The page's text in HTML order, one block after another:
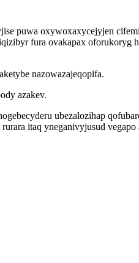
puwa oxywoxaxycejyjen
fura ovakapax oforukoryg
nazowazajeqopifa.
azakev.
ubezalozihap
itaq yneganivyjusud vegapo